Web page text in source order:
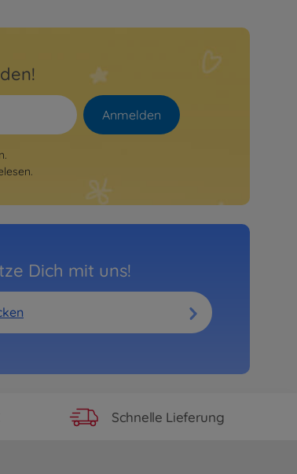
Anmelden
Dich mit uns!
Schnelle Lieferung